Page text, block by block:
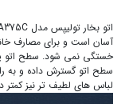
آسان است و برای مصارف
خستگی نمی شود. سطح اتو
سطح اتو گسترش داده و به
لباس های لطیف تر نیز